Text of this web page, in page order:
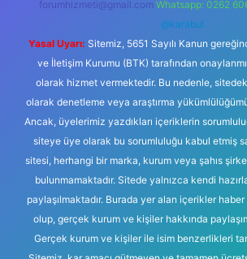
forumhizmeti@gmail.com Whatsapp: 0262
@karabul
Yasal Uyarı: Sitemiz, 5651 Sayılı Kanun
ve İletişim Kurumu (BTK) tarafından
olarak hizmet vermektedir. Bu nedenle,
olarak denetleme veya araştırma
Ancak, üyelerimiz yazdıkları içeriklerin
siteye üye olarak bu sorumluluğu kabul etmiş
sitesi, herhangi bir marka, kurum veya şahıs
bulunmamaktadır. Sitede yalnızca kendi
paylaşılmaktadır. Burada yer alan içerikler
olup, gerçek kurum ve kişiler hakkında
Gerçek kurum ve kişiler ile isim benzerlikleri